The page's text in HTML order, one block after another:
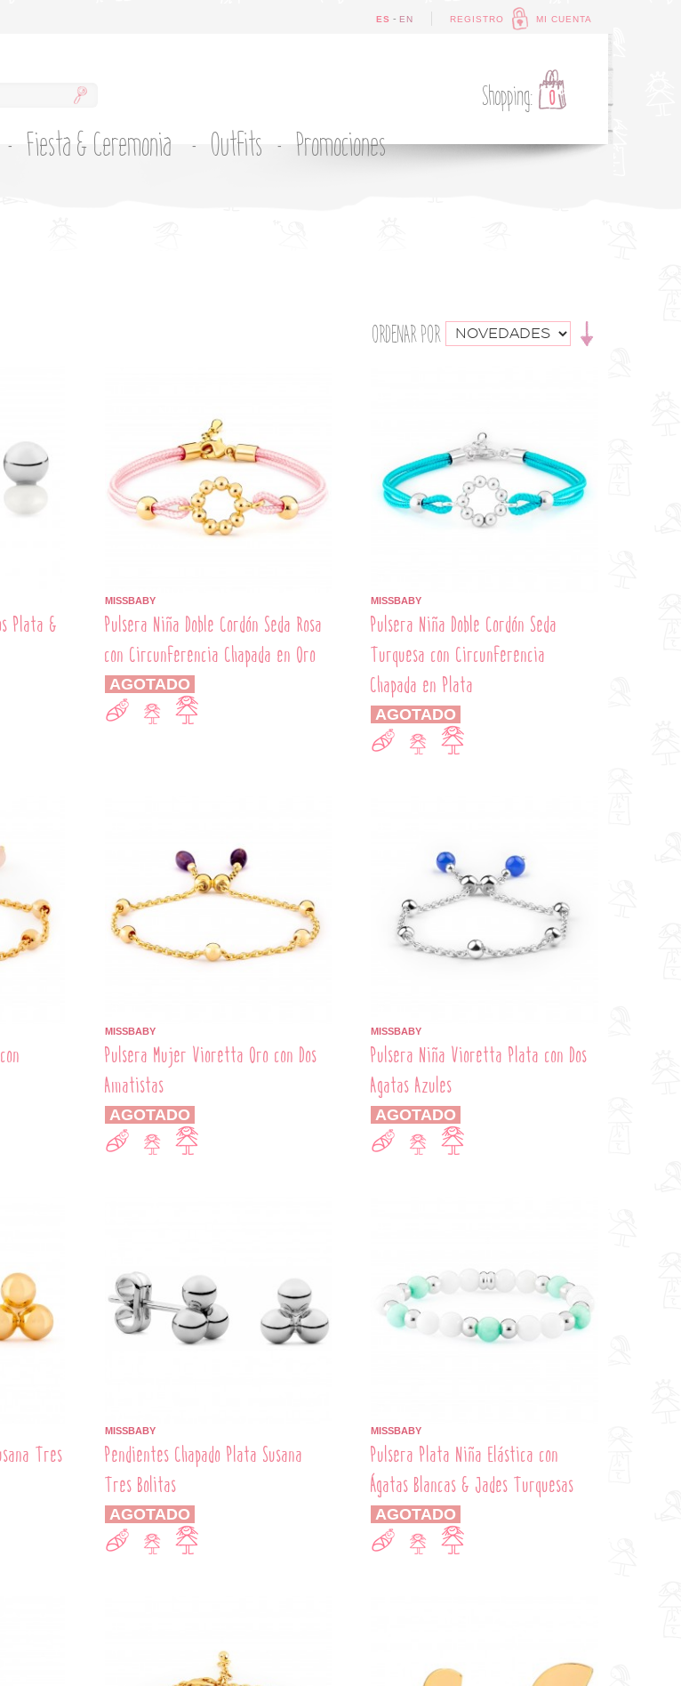
REGISTRO MI CUENTA
ES - EN
Shopping: 0
Fiesta & Ceremonia Outfits Promociones
ORDENAR POR
Plata &
MISSBABY
Pulsera Niña Doble Cordón Seda Rosa
con Circunferencia Chapada en Oro
AGOTADO
MISSBABY
Pulsera Niña Doble Cordón Seda
Turquesa con Circunferencia
Chapada en Plata
AGOTADO
MISSBABY
Pulsera Mujer Vioretta Oro con Dos
Amatistas
AGOTADO
MISSBABY
Pulsera Niña Vioretta Plata con Dos
Agatas Azules
AGOTADO
Tres
MISSBABY
Pendientes Chapado Plata Susana
Tres Bolitas
AGOTADO
MISSBABY
Pulsera Plata Niña Elástica con
Ágatas Blancas & Jades Turquesas
AGOTADO